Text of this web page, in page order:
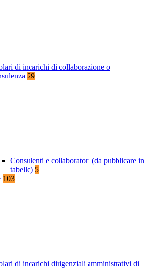
di incarichi di collaborazione o
29
Consulenti e collaboratori (da pubblicare in
tabelle) 5
103
di incarichi dirigenziali amministrativi di